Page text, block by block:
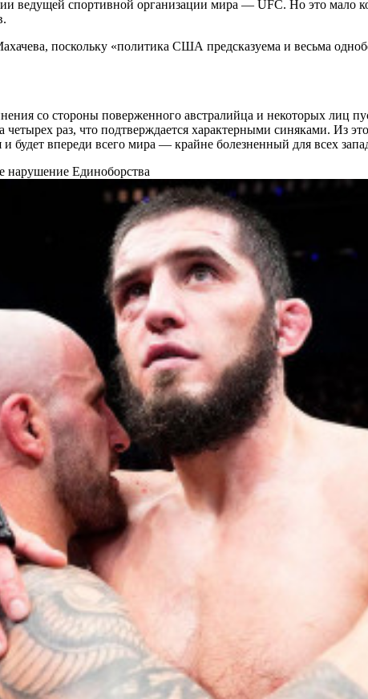
ведущей спортивной организации мира — UFC. Но это мало
поскольку «политика США предсказуема и весьма
со стороны поверженного австралийца и некоторых лиц
четырех раз, что подтверждается характерными синяками. Из
будет впереди всего мира — крайне болезненный для всех
нарушение Единоборства